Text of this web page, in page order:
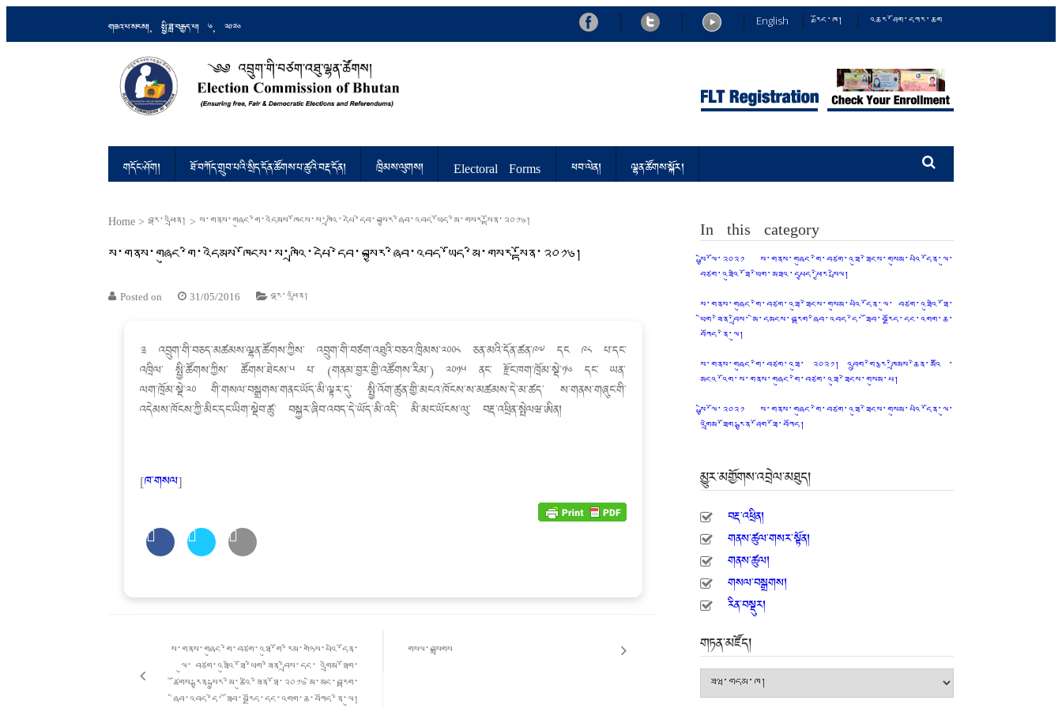
གཟའ་པ་སངས།, སྤྱི་ཟླ་བརྒྱད་པ། 6, 2026 English རྫོང་ཁ། འཆར་ཤོག་དཀར་ཆག
གདོང་ཤོག། ཐོ་བཀོད་གྲུབ་པའི་སྲིད་དོན་ཚོགས་པ་ཚུའི་བརྡ་དོན། ཁྲིམས་ལུགས། Electoral Forms ཕབ་ལེན། ལྷན་ཚོགས་སྐོར།
Home > བརྡ་འཕྲིན། > ས་གནས་གཞུང་གི་འདེམས་ཁོངས་ས་ཁྲའི་དཔེ་དེབ་བསྐྱར་ཞིབ་འབད་ཡོད་མི་གསར་སྟོན་༢༠༡༦།
ས་གནས་གཞུང་གི་འདེམས་ཁོངས་ས་ཁྲའི་དཔེ་དེབ་བསྐྱར་ཞིབ་འབད་ཡོད་མི་གསར་སྟོན་༢༠༡༦།
Posted on 31/05/2016 བརྡ་འཕྲིན།
༉ འབྲུག་གི་བཅད་མཚམས་ལྷན་ཚོགས་ཀྱིས་ འབྲུག་གི་བཙག་འཐུའི་བཅའ་ཁྲིམས་༢༠༠༨ ཅན་མའི་དོན་ཚན་༩༧ དང ༩༨ པ་དང་
འཁྲིལ་ སྤྱི་ཚོགས་ཀྱིས་ ཚོགས་ཐེངས་༥ པ་ (གནམ་བྱར་གྱི་འཚོགས་རིམ་) ༢༠༡༥ ནང་ རྫོང་ཁག་ཁྲོམ་སྡེ་༡༦ དང་ ཡན་
ལག་ཁྲོམ་སྡེ་༢༠ གི་གསལ་བསྒྲགས་གནང་ཡོད་མི་ལྟར་དུ་ སྤྱི་འོག་ཚུན་གྱི་མངའ་ཁོངས་ས་མཚམས་དེ་མ་ཚད་ ས་གནས་གཞུང་གི་
འདེམས་ཁོངས་ཀྱི་མིང་དང་ཡིག་སྡེབ་ཚུ་ བསྐྱར་ཞིབ་འབད་དེ་ཡོད་མི་འདི་ མི་མང་ཡོངས་ལུ་ བརྡ་འཕྲིན་སྤེལཝ་ཨིན།
[ ཁ་གསལ]
ས་གནས་གཞུང་གི་བཙག་འཐུ་གོ་རིམ་གཉིས་པའི་དོན་
ལུ་ བཙག་འཐུའི་ཐོ་ཡིག་ཟིན་བྲིས་དང་ འགྲེམ་ཐོག་
ཚོགས་རྒྱན་སྐྱུར་མི་ཚུའི་ཟིན་ཐོ་༢༠༡༦ མི་མང་བརྟག་
ཞིབ་འབད་དེ་ ཐོབ་བརྗོད་དང་འགག་ཆ་བཀོད་ནི་ལུ།
གསལ་བསྒྲགས
In this category
སྤྱི་ལོ་༢༠༢༡ ས་གནས་གཞུང་གི་བཙག་འཐུ་ཐེངས་གསུམ་པའི་དོན་ལུ་
བཙག་འཐུའི་ཐོ་ཡིག་མཐའ་དཔྱད་ཕྱིར་སྤེལ།
ས་གནས་གཞུང་གི་བཙག་འཐུ་ཐེངས་གསུམ་པའི་དོན་ལུ་ བཙག་འཐུའི་ཐོ་
ཡིག་ཟིན་བྲིས་ མི་དམངས་བརྟག་ཞིབ་འབད་དེ་ ཐོབ་བརྗོད་དང་འགག་ཆ་
བཀོད་ནི་ལུ།
ས་གནས་གཞུང་གི་བཙག་འཐུ་ ༢༠༢༡། འབྲུག་གི་རྩ་ཁྲིམས་ཆེན་མའིོ ་
མངའ་འོག་ས་གནས་གཞུང་གི་བཙག་འཐུ་ཐེངས་གསུམ་པ།
སྤྱི་ལོ་༢༠༢༡ ས་གནས་གཞུང་གི་བཙག་འཐུ་ཐེངས་གསུམ་པའི་དོན་ལུ་
འགྲེམ་ཐོག་རྒྱན་ཤོག་ཐོ་བཀོད།
མྱུར་མགྱོགས་འབྲེལ་མཐུད།
བརྡ་འཕྲིན།
གནས་ཚུལ་གསར་སྟོན།
གནས་ཚུལ།
གསལ་བསྒྲགས།
རིན་བསྡུར།
གཏན་མཛོད།